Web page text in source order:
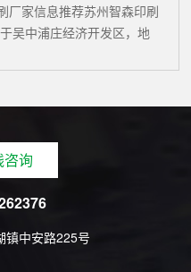
厂家信息推荐苏州智森印刷
吴中浦庄经济开发区，地
余人，是苏州地区相关行
咨询
镇中安路225号